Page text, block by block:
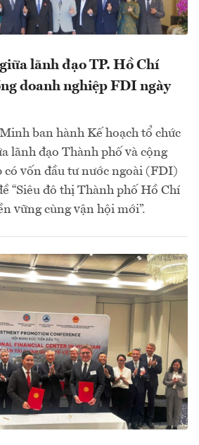
lãnh đạo TP. Hồ Chí
doanh nghiệp FDI ngày
ban hành Kế hoạch tổ chức
lãnh đạo Thành phố và cộng
có vốn đầu tư nước ngoài (FDI)
“Siêu đô thị Thành phố Hồ Chí
vững cùng vận hội mới”.